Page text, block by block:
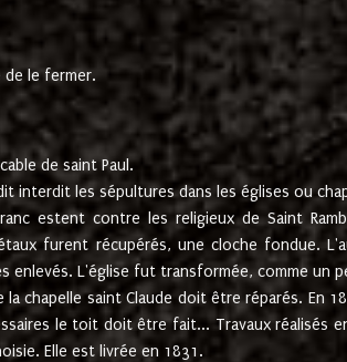
de le fermer.
de saint Paul.
interdit les sépultures dans les églises ou
estent contre les religieux de Saint
furent récupérés, une cloche fondue.
enlevés. L'église fut transformée, comme un
la chapelle saint Claude doit être réparés. En
le toit doit être fait... Travaux réalisés
Elle est livrée en 1831.